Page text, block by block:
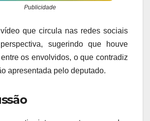
Publicidade
que circula nas redes sociais
sugerindo que houve
os envolvidos, o que contradiz
apresentada pelo deputado.